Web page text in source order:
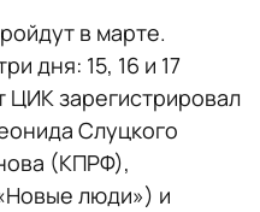
в марте.
дня: 15, 16 и 17
зарегистрировал
Слуцкого
(КПРФ),
люди») и